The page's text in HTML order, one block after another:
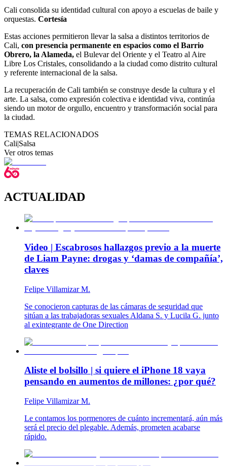
Cali consolida su identidad cultural con apoyo a escuelas de baile y
orquestas. Cortesía
Estas acciones permitieron llevar la salsa a distintos territorios de
Cali, con presencia permanente en espacios como el Barrio
Obrero, la Alameda, el Bulevar del Oriente y el Teatro al Aire
Libre Los Cristales, consolidando a la ciudad como distrito cultural
y referente internacional de la salsa.
La recuperación de Cali también se construye desde la cultura y el
arte. La salsa, como expresión colectiva e identidad viva, continúa
siendo un motor de orgullo, encuentro y transformación social para
la ciudad.
TEMAS RELACIONADOS
Cali|Salsa
Ver otros temas
ACTUALIDAD
Video | Escabrosos hallazgos previo a la muerte
de Liam Payne: drogas y ‘damas de compañía’,
claves
Felipe Villamizar M.
Se conocieron capturas de las cámaras de seguridad que
sitúan a las trabajadoras sexuales Aldana S. y Lucila G. junto
al exintegrante de One Direction
Aliste el bolsillo | si quiere el iPhone 18 vaya
pensando en aumentos de millones: ¿por qué?
Felipe Villamizar M.
Le contamos los pormenores de cuánto incrementará, aún más
será el precio del plegable. Además, prometen acabarse
rápido.